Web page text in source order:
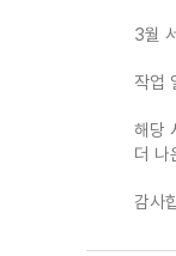
3월
작업
해당
더 나
감사